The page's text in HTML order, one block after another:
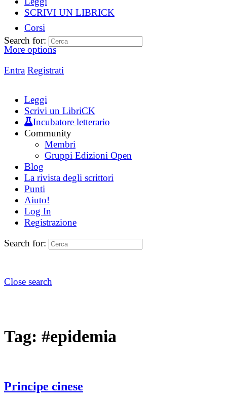
SCRIVI UN LIBRICK
Corsi
More options
Entra Registrati
Search for:
Leggi
Scrivi un LibriCK
Incubatore letterario
Community
Membri
Gruppi Edizioni Open
Blog
La rivista degli scrittori
Punti
Aiuto!
Log In
Registrazione
Search for:
Close search
Tag: #epidemia
Principe cinese